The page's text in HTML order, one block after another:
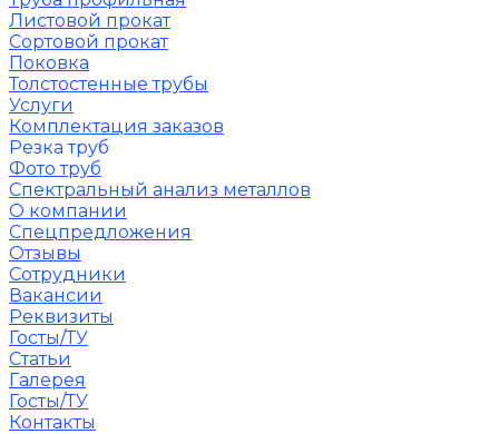
Листовой прокат
Сортовой прокат
Поковка
Толстостенные трубы
Услуги
Комплектация заказов
Резка труб
Фото труб
Спектральный анализ металлов
О компании
Спецпредложения
Отзывы
Сотрудники
Вакансии
Реквизиты
Госты/ТУ
Статьи
Галерея
Госты/ТУ
Контакты